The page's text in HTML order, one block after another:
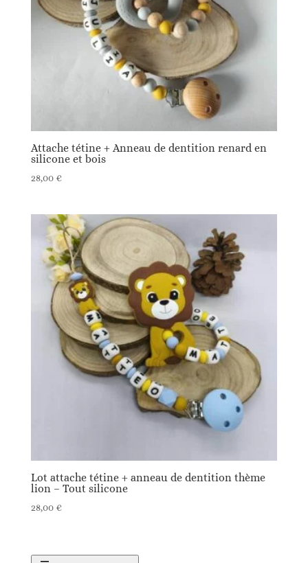
Attache tétine + Anneau de dentition renard en
silicone et bois
28,00 €
Lot attache tétine + anneau de dentition thème
lion – Tout silicone
28,00 €